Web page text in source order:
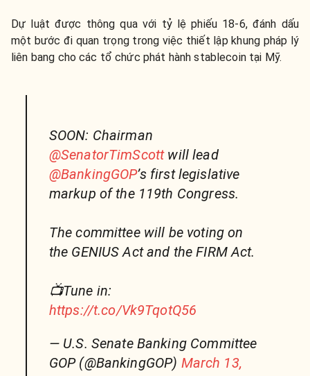
Dự luật được thông qua với tỷ lệ phiếu 18-6, đánh dấu
một bước đi quan trọng trong việc thiết lập khung pháp lý
liên bang cho các tổ chức phát hành stablecoin tại Mỹ.
SOON: Chairman
@SenatorTimScottwill lead
@BankingGOP’s first legislative
markup of the 119th Congress.
The committee will be voting on
the GENIUS Act and the FIRM Act.
📺Tune in:
https://t.co/Vk9TqotQ56
— U.S. Senate Banking Committee
GOP (@BankingGOP) March 13,